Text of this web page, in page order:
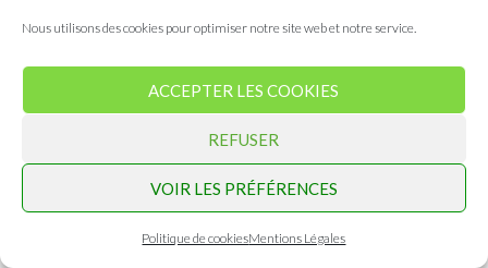
Nous utilisons des cookies pour optimiser notre site web et notre service.
ACCEPTER LES COOKIES
REFUSER
VOIR LES PRÉFÉRENCES
Politique de cookiesMentions Légales